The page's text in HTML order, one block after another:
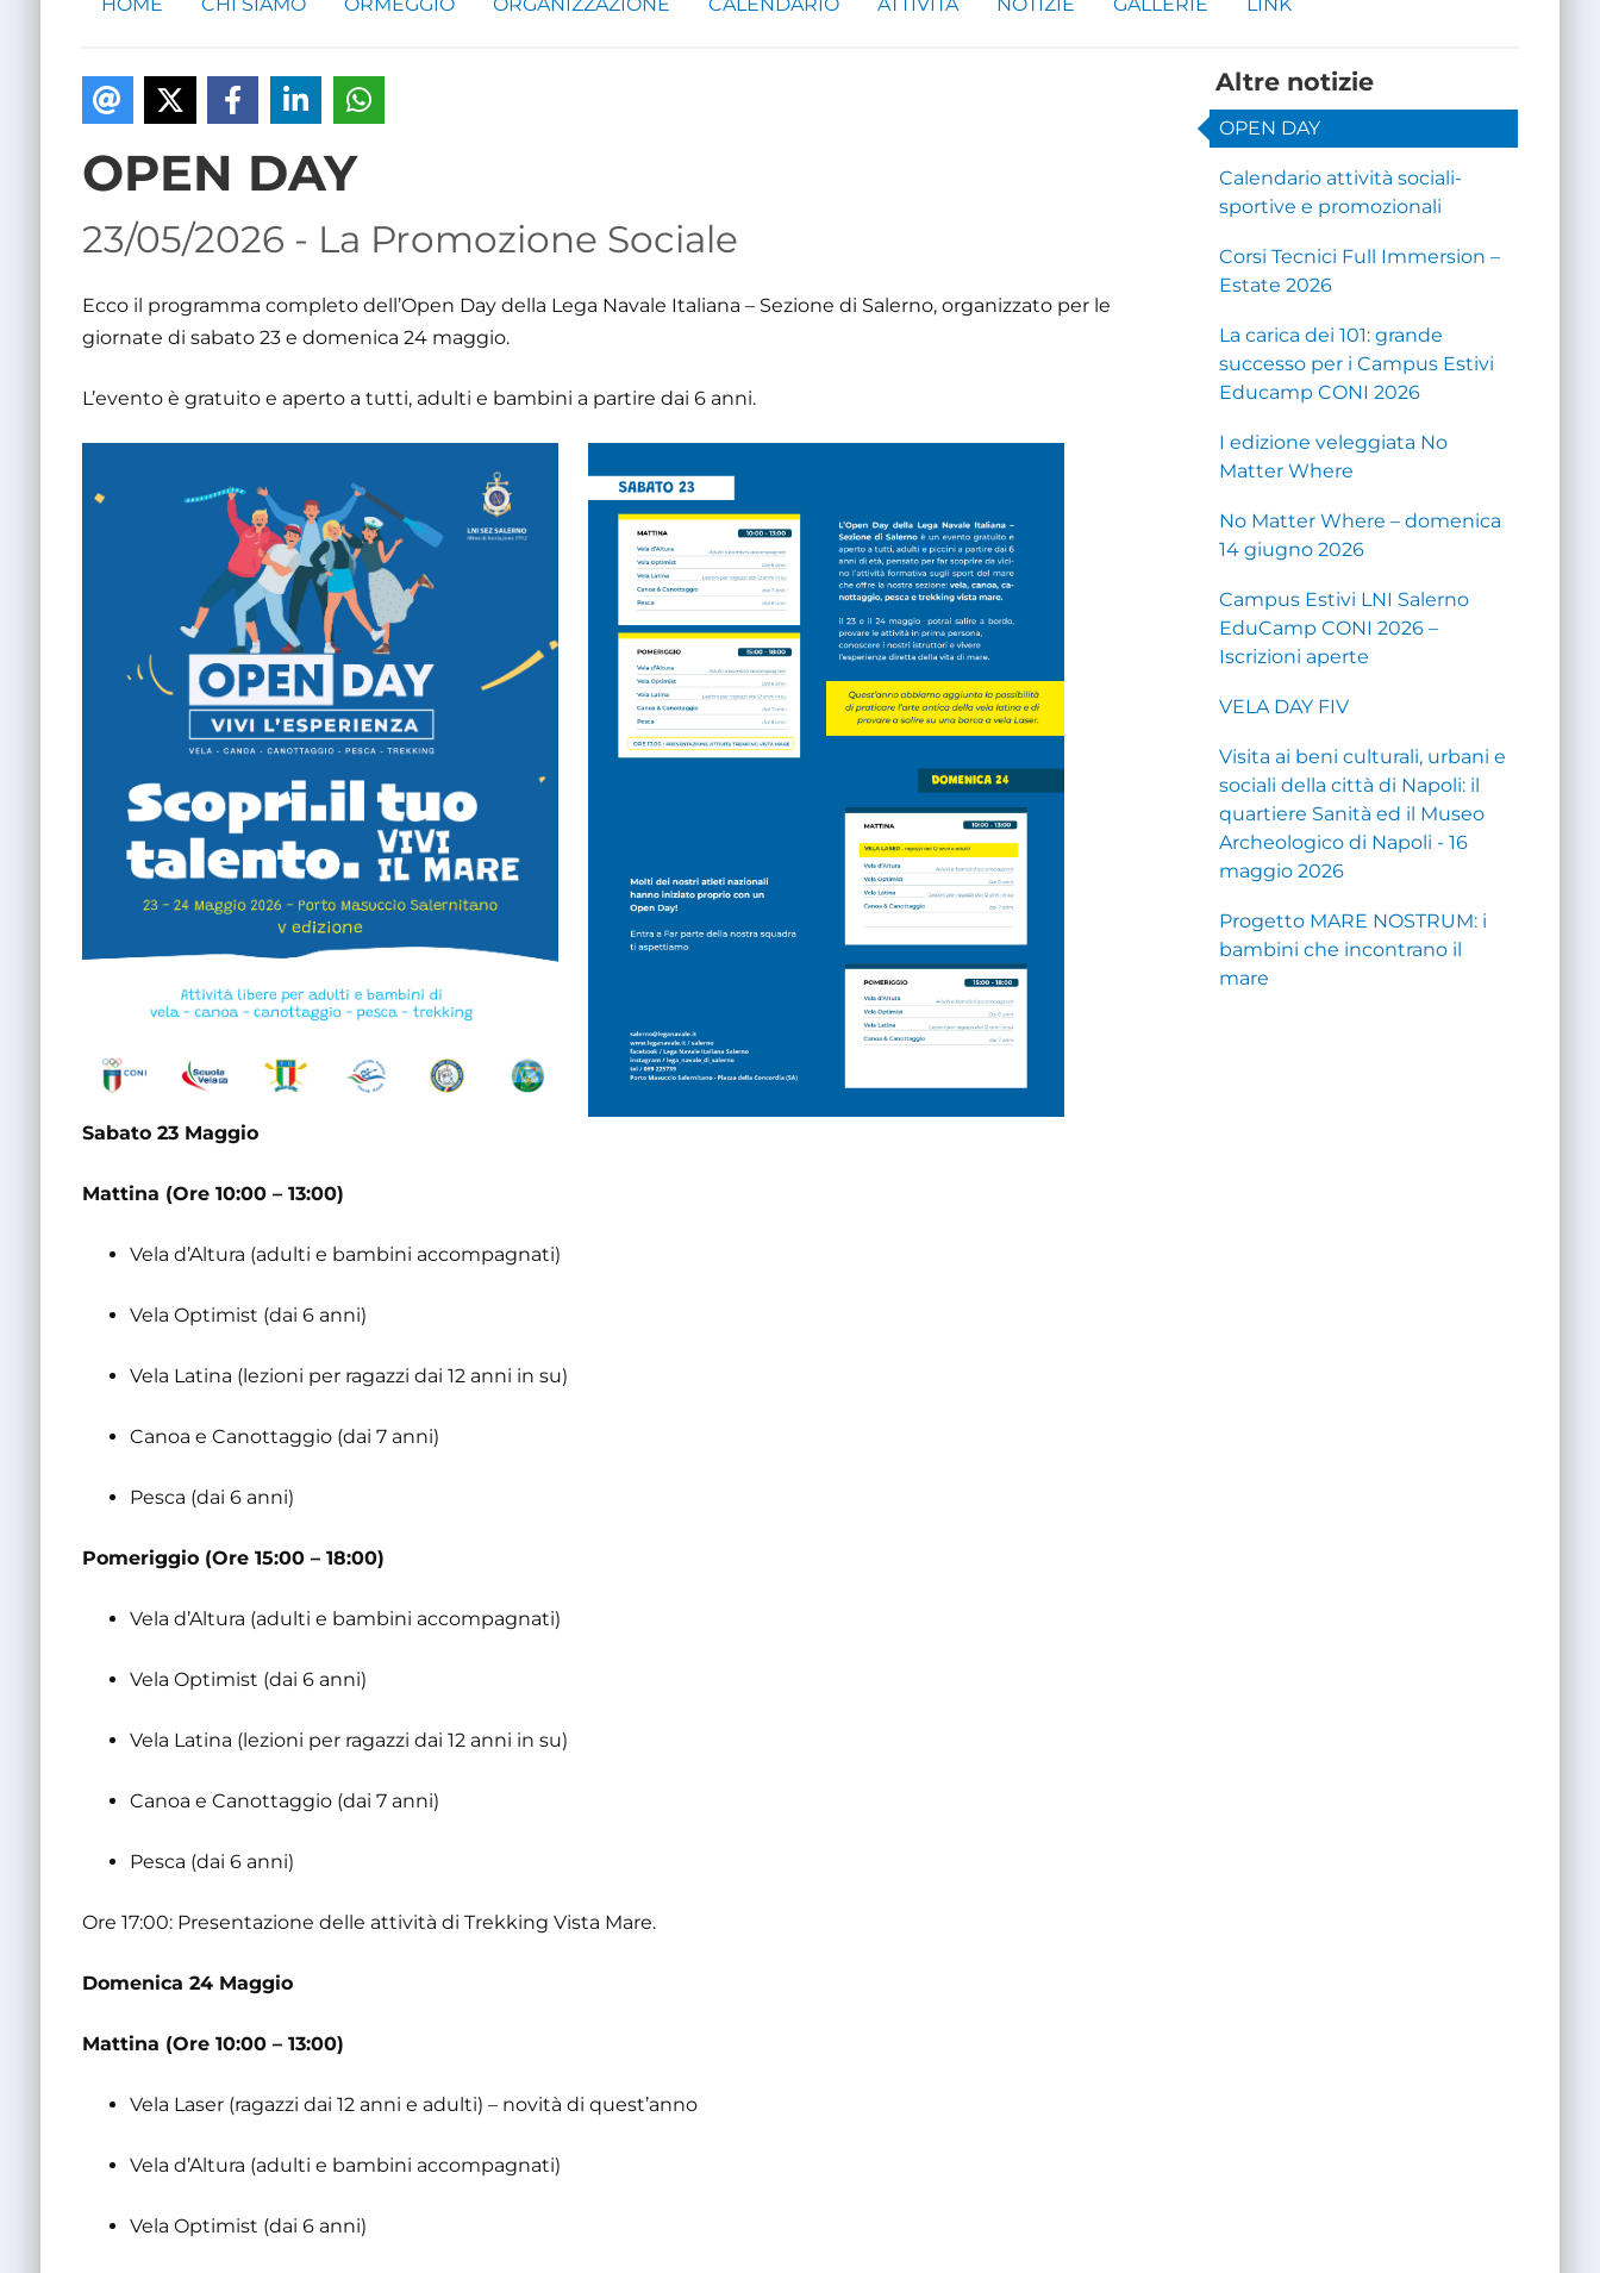
OPEN DAY
23/05/2026 - La Promozione Sociale
Ecco il programma completo dell’Open Day della Lega Navale Italiana – Sezione di Salerno, organizzato per le
giornate di sabato 23 e domenica 24 maggio.
L’evento è gratuito e aperto a tutti, adulti e bambini a partire dai 6 anni.
Sabato 23 Maggio
Mattina (Ore 10:00 – 13:00)
Vela d’Altura (adulti e bambini accompagnati)
Vela Optimist (dai 6 anni)
Vela Latina (lezioni per ragazzi dai 12 anni in su)
Canoa e Canottaggio (dai 7 anni)
Pesca (dai 6 anni)
Pomeriggio (Ore 15:00 – 18:00)
Vela d’Altura (adulti e bambini accompagnati)
Vela Optimist (dai 6 anni)
Vela Latina (lezioni per ragazzi dai 12 anni in su)
Canoa e Canottaggio (dai 7 anni)
Pesca (dai 6 anni)
Ore 17:00: Presentazione delle attività di Trekking Vista Mare.
Domenica 24 Maggio
Mattina (Ore 10:00 – 13:00)
Vela Laser (ragazzi dai 12 anni e adulti) – novità di quest’anno
Vela d’Altura (adulti e bambini accompagnati)
Vela Optimist (dai 6 anni)
Altre notizie
OPEN DAY
Calendario attività sociali-
sportive e promozionali
Corsi Tecnici Full Immersion –
Estate 2026
La carica dei 101: grande
successo per i Campus Estivi
Educamp CONI 2026
I edizione veleggiata No
Matter Where
No Matter Where – domenica
14 giugno 2026
Campus Estivi LNI Salerno
EduCamp CONI 2026 –
Iscrizioni aperte
VELA DAY FIV
Visita ai beni culturali, urbani e
sociali della città di Napoli: il
quartiere Sanità ed il Museo
Archeologico di Napoli - 16
maggio 2026
Progetto MARE NOSTRUM: i
bambini che incontrano il
mare